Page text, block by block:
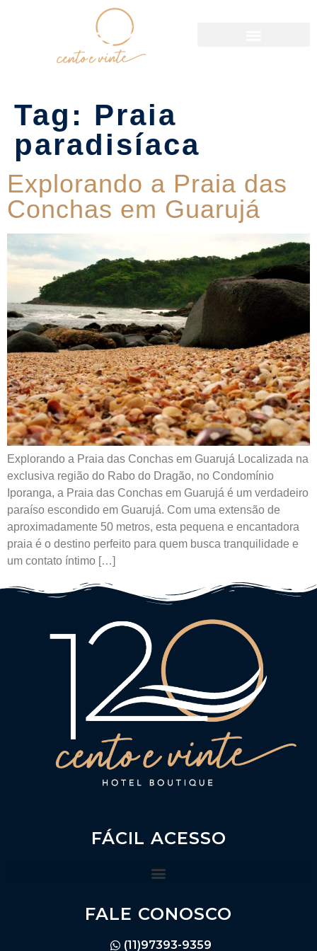
Tag: Praia
paradisíaca
Explorando a Praia das
Conchas em Guarujá
Explorando a Praia das Conchas em Guarujá Localizada na
exclusiva região do Rabo do Dragão, no Condomínio
Iporanga, a Praia das Conchas em Guarujá é um verdadeiro
paraíso escondido em Guarujá. Com uma extensão de
aproximadamente 50 metros, esta pequena e encantadora
praia é o destino perfeito para quem busca tranquilidade e
um contato íntimo […]
FÁCIL ACESSO
FALE CONOSCO
(11)97393-9359